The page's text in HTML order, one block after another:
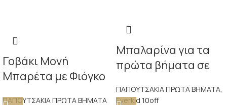
Γοβάκι Μονή
Μπαρέτα με Φιόγκο
ΠΑΠΟΥΤΣΑΚΙΑ ΠΡΩΤΑ ΒΗΜΑΤΑ
Μπαλαρίνα για τα
πρώτα βήματα σε
διακοσμημένη με
ΠΑΠΟΥΤΣΑΚΙΑ ΠΡΩΤΑ ΒΗΜΑΤΑ,
Everkid 10off